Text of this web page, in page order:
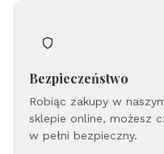
rt
el
k
ar
ri
or
-
Bezpieczeństwo
Robiąc zakupy w
sklepie online, możesz
w pełni bezpieczny.